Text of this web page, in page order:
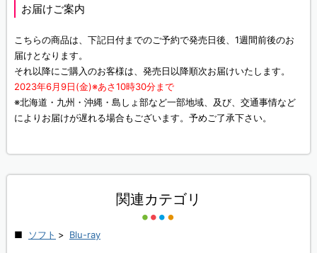
お届けご案内
こちらの商品は、下記日付までのご予約で発売日後、1週間前後のお
届けとなります。
それ以降にご購入のお客様は、発売日以降順次お届けいたします。
2023年6月9日(金)※あさ10時30分まで
※北海道・九州・沖縄・島しょ部など一部地域、及び、交通事情など
によりお届けが遅れる場合もございます。予めご了承下さい。
関連カテゴリ
ソフト > Blu-ray